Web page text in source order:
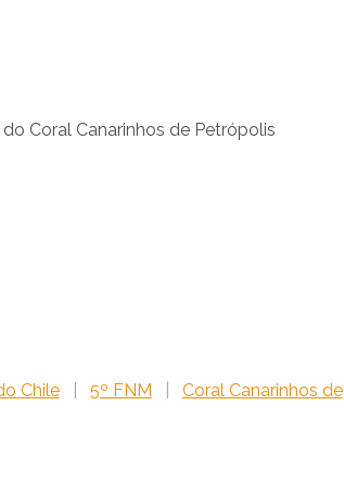
Coral Canarinhos de Petrópolis
Chile 5º FNM
Coral Canarinhos de